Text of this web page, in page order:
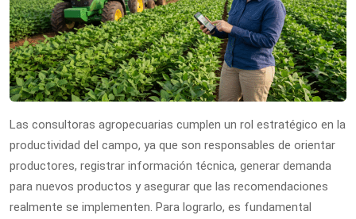
Las consultoras agropecuarias cumplen un rol estratégico en la
productividad del campo, ya que son responsables de orientar
productores, registrar información técnica, generar demanda
para nuevos productos y asegurar que las recomendaciones
realmente se implementen. Para lograrlo, es fundamental